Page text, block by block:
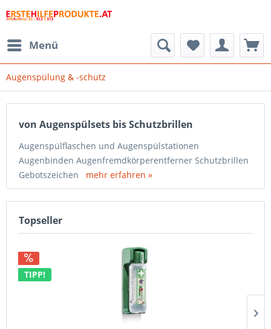
Menü
Augenspülung & -schutz
von Augenspülsets bis Schutzbrillen
Augenspülflaschen und Augenspülstationen
Augenbinden Augenfremdkörperentferner Schutzbrillen
Gebotszeichen mehr erfahren »
Topseller
TIPP!